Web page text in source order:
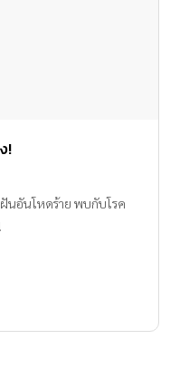
!
นอันโหดร้าย พบกับโรค